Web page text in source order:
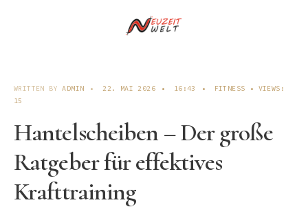
WRITTEN BYADMIN • 22. MAI 2026 • 16:43 • FITNESS • VIEWS:
15
Hantelscheiben – Der große
Ratgeber für effektives
Krafttraining